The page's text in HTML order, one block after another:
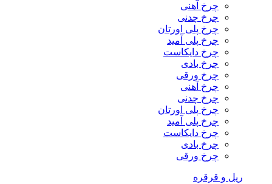
چرخ آهنی
چرخ چدنی
چرخ پلی اورتان
چرخ پلی آمید
چرخ دایکاست
چرخ بادی
چرخ ورقی
چرخ آهنی
چرخ چدنی
چرخ پلی اورتان
چرخ پلی آمید
چرخ دایکاست
چرخ بادی
چرخ ورقی
ریل و قرقره